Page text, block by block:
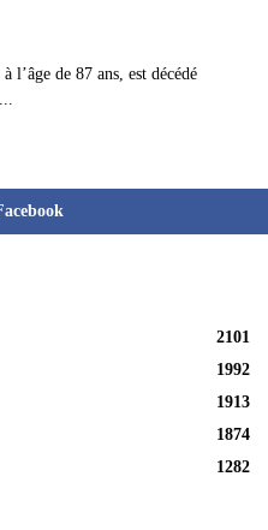
de 87 ans, est décédé
2101
1992
1913
1874
1282